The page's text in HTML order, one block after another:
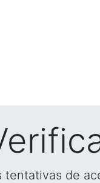
tentativas de